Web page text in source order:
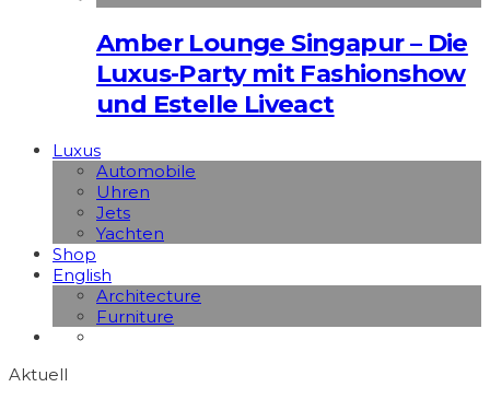
Amber Lounge Singapur – Die
Luxus-Party mit Fashionshow
und Estelle Liveact
Luxus
Automobile
Uhren
Jets
Yachten
Shop
English
Architecture
Furniture
Aktuell